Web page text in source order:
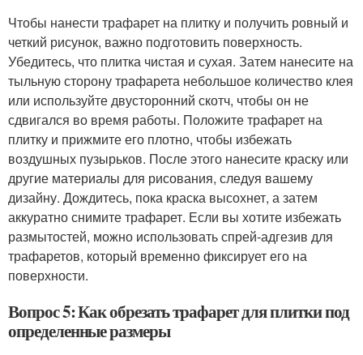
Чтобы нанести трафарет на плитку и получить ровный и
четкий рисунок, важно подготовить поверхность.
Убедитесь, что плитка чистая и сухая. Затем нанесите на
тыльную сторону трафарета небольшое количество клея
или используйте двусторонний скотч, чтобы он не
сдвигался во время работы. Положите трафарет на
плитку и прижмите его плотно, чтобы избежать
воздушных пузырьков. После этого нанесите краску или
другие материалы для рисования, следуя вашему
дизайну. Дождитесь, пока краска высохнет, а затем
аккуратно снимите трафарет. Если вы хотите избежать
размытостей, можно использовать спрей-адгезив для
трафаретов, который временно фиксирует его на
поверхности.
Вопрос 5: Как обрезать трафарет для плитки под
определенные размеры